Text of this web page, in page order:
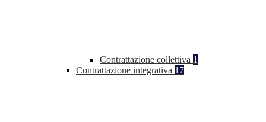
Contrattazione collettiva 1
Contrattazione integrativa 17